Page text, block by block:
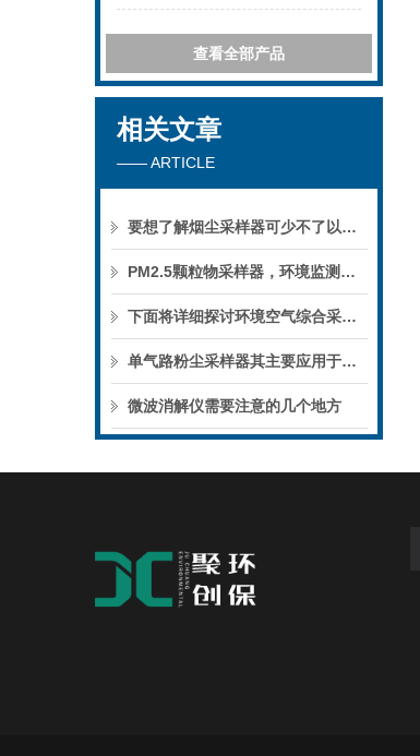
查看全部产品
相关文章
—— ARTICLE
要想了解烟尘采样器可少不了以下知识！
PM2.5颗粒物采样器，环境监测的精准利器
下面将详细探讨环境空气综合采样器的几个关键特点
单气路粉尘采样器其主要应用于如下范围
微波消解仪需要注意的几个地方